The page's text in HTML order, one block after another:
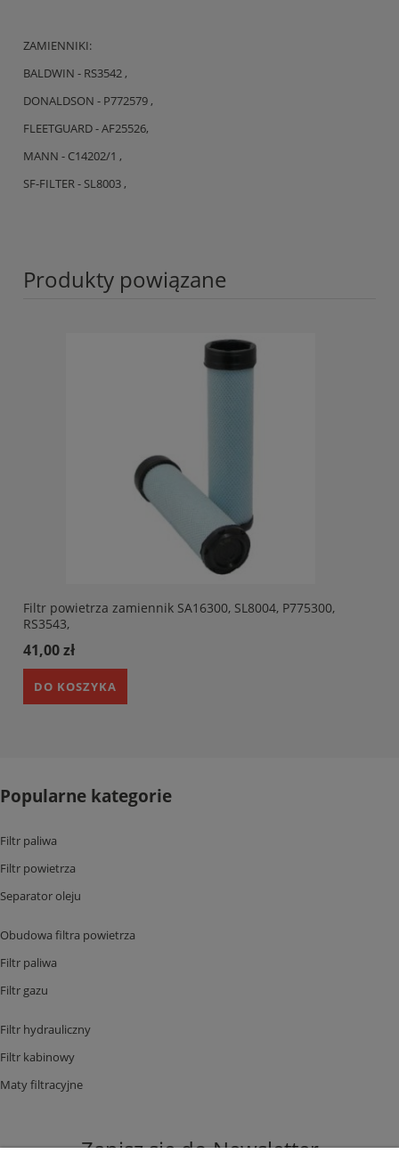
ZAMIENNIKI:
BALDWIN - RS3542 ,
DONALDSON - P772579 ,
FLEETGUARD - AF25526,
MANN - C14202/1 ,
SF-FILTER - SL8003 ,
Produkty powiązane
Filtr powietrza zamiennik SA16300, SL8004, P775300,
RS3543,
41,00 zł
DO KOSZYKA
Popularne kategorie
Filtr paliwa
Filtr powietrza
Separator oleju
Obudowa filtra powietrza
Filtr paliwa
Filtr gazu
Filtr hydrauliczny
Filtr kabinowy
Maty filtracyjne
Zapisz się do Newsletter